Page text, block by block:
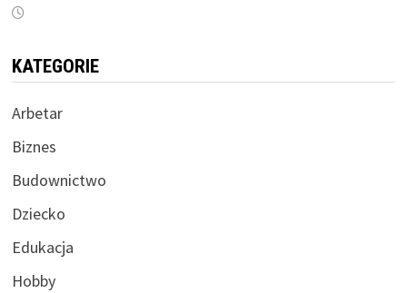
KATEGORIE
Arbetar
Biznes
Budownictwo
Dziecko
Edukacja
Hobby